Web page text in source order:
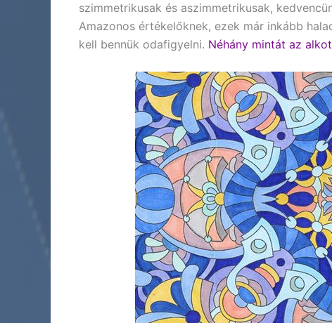
szimmetrikusak és aszimmetrikusak,
Amazonos értékelőknek, ezek már inkább
kell bennük odafigyelni. Néhány mintát az